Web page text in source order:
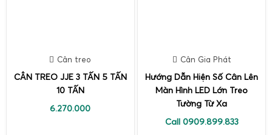
Cân treo
CÂN TREO JJE 3 TẤN 5 TẤN
10 TẤN
6.270.000
Cân Gia Phát
Hướng Dẫn Hiện Số Cân Lên
Màn Hình LED Lớn Treo
Tường Từ Xa
Call 0909.899.833